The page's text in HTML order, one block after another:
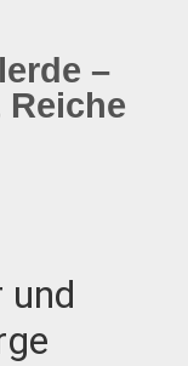
–
Reiche
und